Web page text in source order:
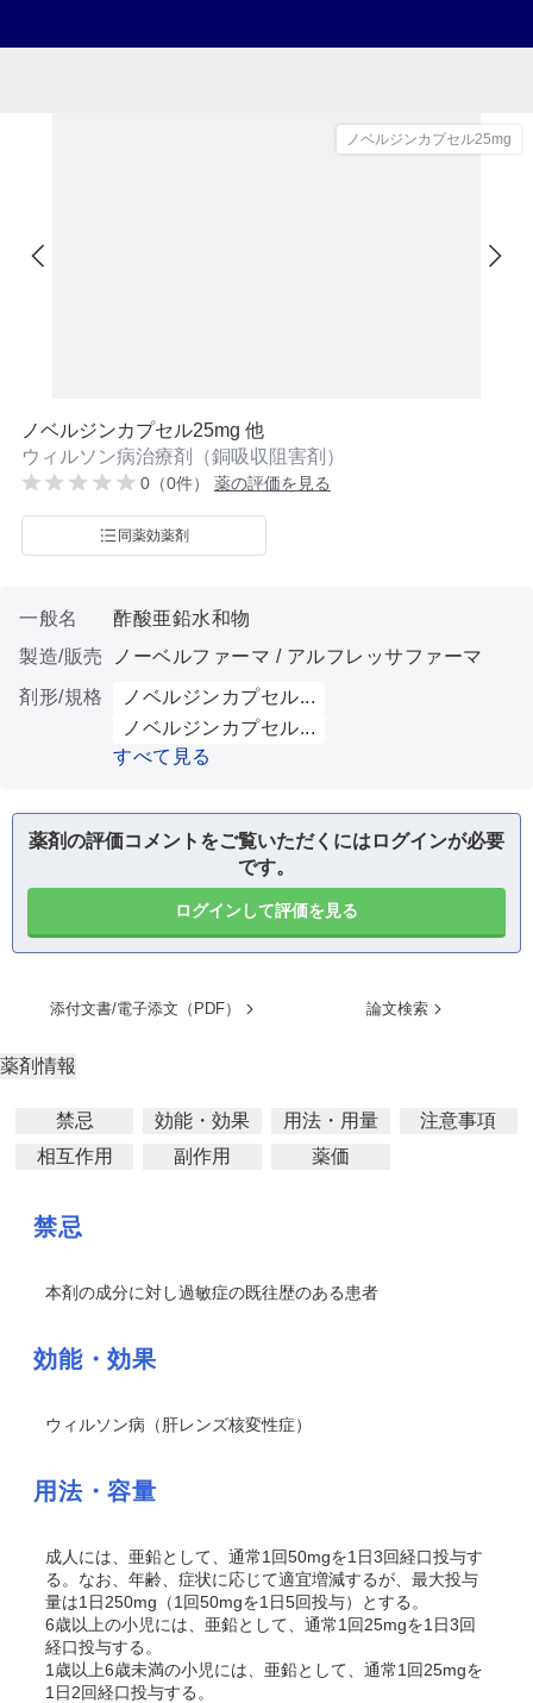
ノベルジンカプセル25mg
ノベルジンカプセル25mg 他
ウィルソン病治療剤（銅吸収阻害剤）
0（0件） 薬の評価を見る
同薬効薬剤
一般名
酢酸亜鉛水和物
製造/販売
ノーベルファーマ / アルフレッサファーマ
剤形/規格
ノベルジンカプセル...
ノベルジンカプセル...
すべて見る
薬剤の評価コメントをご覧いただくにはログインが必要
です。
ログインして評価を見る
添付文書/電子添文（PDF） 論文検索
薬剤情報
禁忌 効能・効果 用法・用量
注意事項
相互作用
副作用 薬価
禁忌
本剤の成分に対し過敏症の既往歴のある患者
効能・効果
ウィルソン病（肝レンズ核変性症）
用法・容量
成人には、亜鉛として、通常1回50mgを1日3回経口投与す
る。なお、年齢、症状に応じて適宜増減するが、最大投与
量は1日250mg（1回50mgを1日5回投与）とする。
6歳以上の小児には、亜鉛として、通常1回25mgを1日3回
経口投与する。
1歳以上6歳未満の小児には、亜鉛として、通常1回25mgを
1日2回経口投与する。